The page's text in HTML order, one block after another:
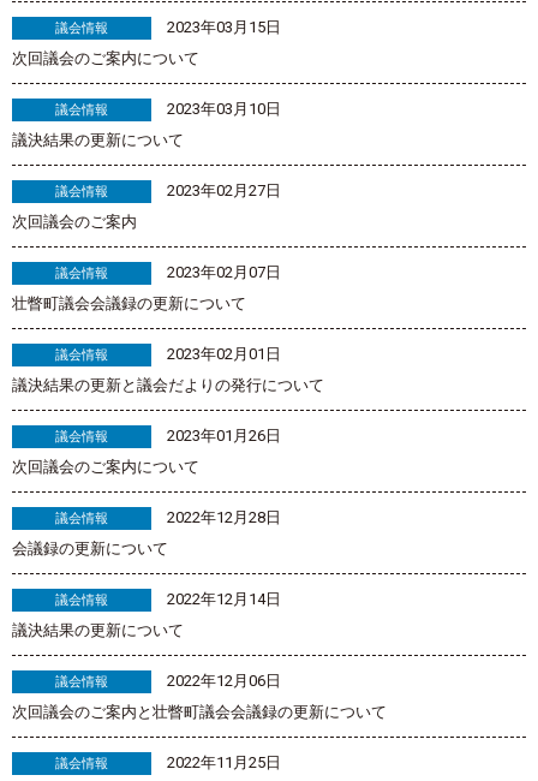
議会情報
2023年03月15日
次回議会のご案内について
議会情報
2023年03月10日
議決結果の更新について
議会情報
2023年02月27日
次回議会のご案内
議会情報
2023年02月07日
壮瞥町議会会議録の更新について
議会情報
2023年02月01日
議決結果の更新と議会だよりの発行について
議会情報
2023年01月26日
次回議会のご案内について
議会情報
2022年12月28日
会議録の更新について
議会情報
2022年12月14日
議決結果の更新について
議会情報
2022年12月06日
次回議会のご案内と壮瞥町議会会議録の更新について
議会情報 2022年11月25日